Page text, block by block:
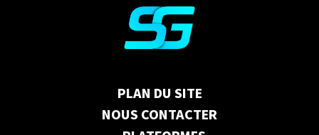
PLAN DU SITE
NOUS CONTACTER